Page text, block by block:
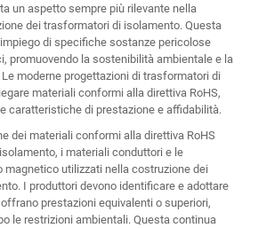
un aspetto sempre più rilevante nella
dei trasformatori di isolamento. Questa
di specifiche sostanze pericolose
promuovendo la sostenibilità ambientale e la
moderne progettazioni di trasformatori di
materiali conformi alla direttiva RoHS,
caratteristiche di prestazione e affidabilità.
dei materiali conformi alla direttiva RoHS
i materiali conduttori e le
magnetico utilizzati nella costruzione dei
I produttori devono identificare e adottare
prestazioni equivalenti o superiori,
le restrizioni ambientali. Questa continua